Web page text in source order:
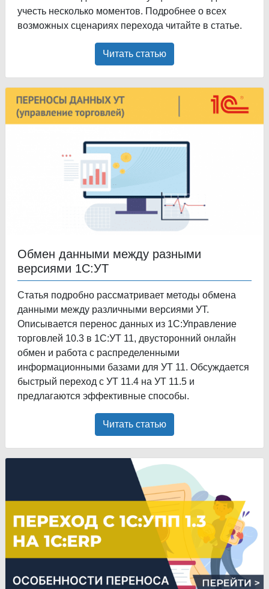
учесть несколько моментов. Подробнее о всех
возможных сценариях перехода читайте в статье.
Читать статью
Обмен данными между разными
версиями 1С:УТ
Статья подробно рассматривает методы обмена
данными между различными версиями УТ.
Описывается перенос данных из 1С:Управление
торговлей 10.3 в 1С:УТ 11, двусторонний онлайн
обмен и работа с распределенными
информационными базами для УТ 11. Обсуждается
быстрый переход с УТ 11.4 на УТ 11.5 и
предлагаются эффективные способы.
Читать статью